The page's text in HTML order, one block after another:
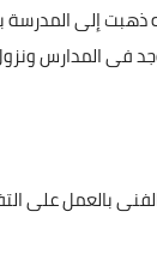
ذهبت إلى
فى المدارس
الفنى بالعمل على